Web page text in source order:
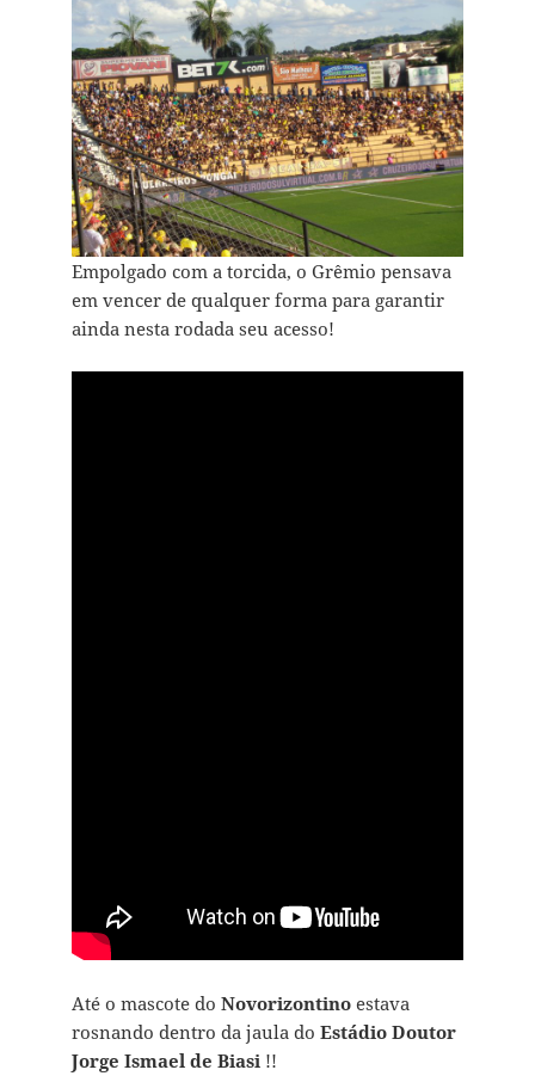
Empolgado com a torcida, o Grêmio pensava
em vencer de qualquer forma para garantir
ainda nesta rodada seu acesso!
Até o mascote do Novorizontinoestava
rosnando dentro da jaula do Estádio Doutor
Jorge Ismael de Biasi!!